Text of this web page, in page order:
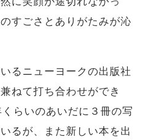
すごさとありがたみが沁
るニューヨークの出版社
ねて打ち合わせができ
らいのあいだに３冊の写
るが、また新しい本を出